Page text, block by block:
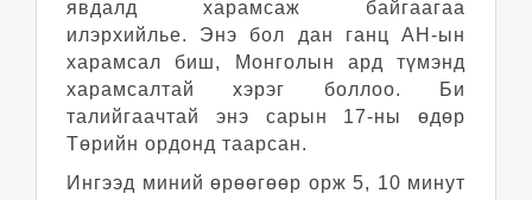
явдалд харамсаж байгаагаа
илэрхийлье. Энэ бол дан ганц АН-ын
харамсал биш, Монголын ард түмэнд
харамсалтай хэрэг боллоо. Би
талийгаачтай энэ сарын 17-ны өдөр
Төрийн ордонд таарсан.
Ингээд миний өрөөгөөр орж 5, 10 минут